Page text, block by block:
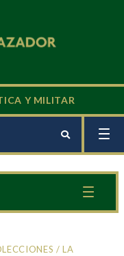
Y MILITAR
/LA